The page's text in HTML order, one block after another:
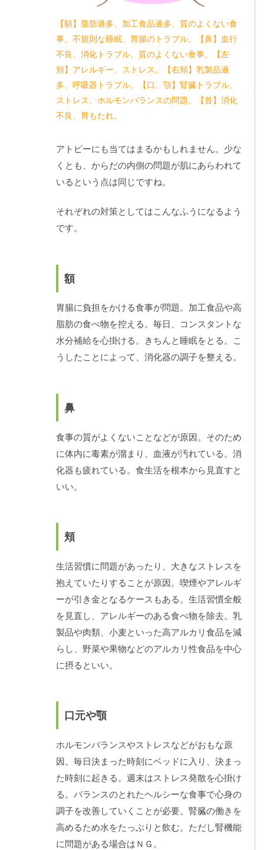
【額】脂肪過多、加工食品過多、質のよくない食
事。不規則な睡眠、胃腸のトラブル。【鼻】血行
不良、消化トラブル、質のよくない食事。【左
頬】アレルギー、ストレス。【右頬】乳製品過
多、呼吸器トラブル。【口、顎】腎臓トラブル、
ストレス、ホルモンバランスの問題。【首】消化
不良、胃もたれ。
アトピーにも当てはまるかもしれません。少な
くとも、からだの内側の問題が肌にあらわれて
いるという点は同じですね。
それぞれの対策としてはこんなふうになるよう
です。
額
胃腸に負担をかける食事が問題。加工食品や高
脂肪の食べ物を控える。毎日、コンスタントな
水分補給を心掛ける。きちんと睡眠をとる。こ
うしたことによって、消化器の調子を整える。
鼻
食事の質がよくないことなどが原因。そのため
に体内に毒素が溜まり、血液が汚れている。消
化器も疲れている。食生活を根本から見直すと
いい。
頬
生活習慣に問題があったり、大きなストレスを
抱えていたりすることが原因。喫煙やアレルギ
ーが引き金となるケースもある。生活習慣全般
を見直し、アレルギーのある食べ物を除去。乳
製品や肉類、小麦といった高アルカリ食品を減
らし、野菜や果物などのアルカリ性食品を中心
に摂るといい。
口元や顎
ホルモンバランスやストレスなどがおもな原
因。毎日決まった時刻にベッドに入り、決まっ
た時刻に起きる。週末はストレス発散を心掛け
る。バランスのとれたヘルシーな食事で心身の
調子を改善していくことが必要。腎臓の働きを
高めるため水をたっぶりと飲む。ただし腎機能
に問題がある場合はＮＧ。